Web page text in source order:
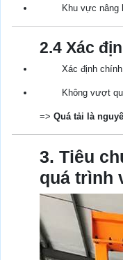
Khu vực nâng
2.4 Xác
Xác định
Không vượt
=> Quá tải là
3. Tiêu
quá trình